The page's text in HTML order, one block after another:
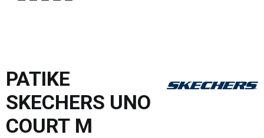
PATIKE
SKECHERS UNO
COURT M